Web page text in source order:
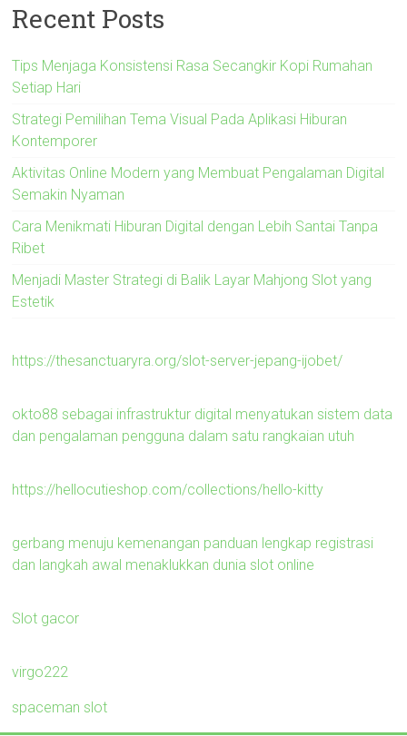
Recent Posts
Tips Menjaga Konsistensi Rasa Secangkir Kopi Rumahan
Setiap Hari
Strategi Pemilihan Tema Visual Pada Aplikasi Hiburan
Kontemporer
Aktivitas Online Modern yang Membuat Pengalaman Digital
Semakin Nyaman
Cara Menikmati Hiburan Digital dengan Lebih Santai Tanpa
Ribet
Menjadi Master Strategi di Balik Layar Mahjong Slot yang
Estetik
https://thesanctuaryra.org/slot-server-jepang-ijobet/
okto88 sebagai infrastruktur digital menyatukan sistem data
dan pengalaman pengguna dalam satu rangkaian utuh
https://hellocutieshop.com/collections/hello-kitty
gerbang menuju kemenangan panduan lengkap registrasi
dan langkah awal menaklukkan dunia slot online
Slot gacor
virgo222
spaceman slot